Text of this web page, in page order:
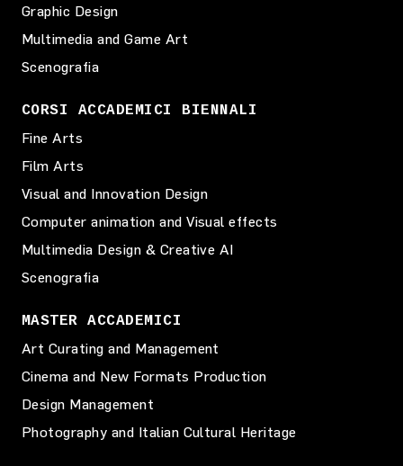
Graphic Design
Multimedia and Game Art
Scenografia
CORSI ACCADEMICI BIENNALI
Fine Arts
Film Arts
Visual and Innovation Design
Computer animation and Visual effects
Multimedia Design & Creative AI
Scenografia
MASTER ACCADEMICI
Art Curating and Management
Cinema and New Formats Production
Design Management
Photography and Italian Cultural Heritage